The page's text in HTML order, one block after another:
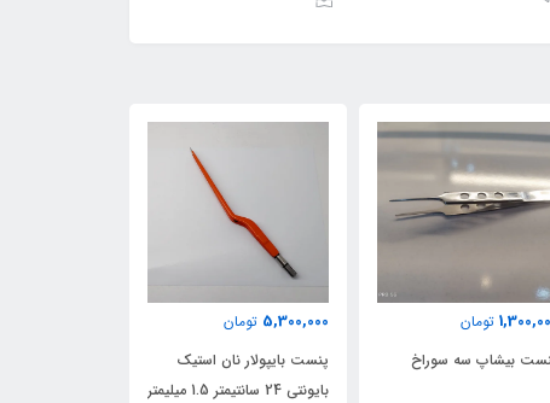
تومان
بیشاپ سه سوراخ
5,300,000 تومان
پنست بایپولار نان استیک
بایونتی 24 سانتیمتر 1.5 میلیمتر